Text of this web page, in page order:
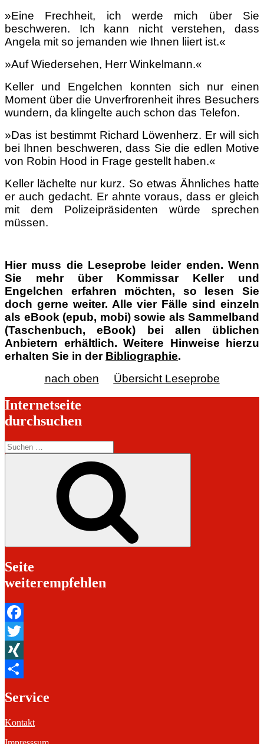
»Eine Frechheit, ich werde mich über Sie
beschweren. Ich kann nicht verstehen, dass
Angela mit so jemanden wie Ihnen liiert ist.«
»Auf Wiedersehen, Herr Winkelmann.«
Keller und Engelchen konnten sich nur einen
Moment über die Unverfrorenheit ihres Besuchers
wundern, da klingelte auch schon das Telefon.
»Das ist bestimmt Richard Löwenherz. Er will sich
bei Ihnen beschweren, dass Sie die edlen Motive
von Robin Hood in Frage gestellt haben.«
Keller lächelte nur kurz. So etwas Ähnliches hatte
er auch gedacht. Er ahnte voraus, dass er gleich
mit dem Polizeipräsidenten würde sprechen
müssen.
Hier muss die Leseprobe leider enden. Wenn
Sie mehr über Kommissar Keller und
Engelchen erfahren möchten, so lesen Sie
doch gerne weiter. Alle vier Fälle sind einzeln
als eBook (epub, mobi) sowie als Sammelband
(Taschenbuch, eBook) bei allen üblichen
Anbietern erhältlich. Weitere Hinweise hierzu
erhalten Sie in der Bibliographie.
nach oben
Übersicht Leseprobe
Internetseite
durchsuchen
Suchen
nach:
Seite
weiterempfehlen
Facebook
Twitter
XING
Service
Kontakt